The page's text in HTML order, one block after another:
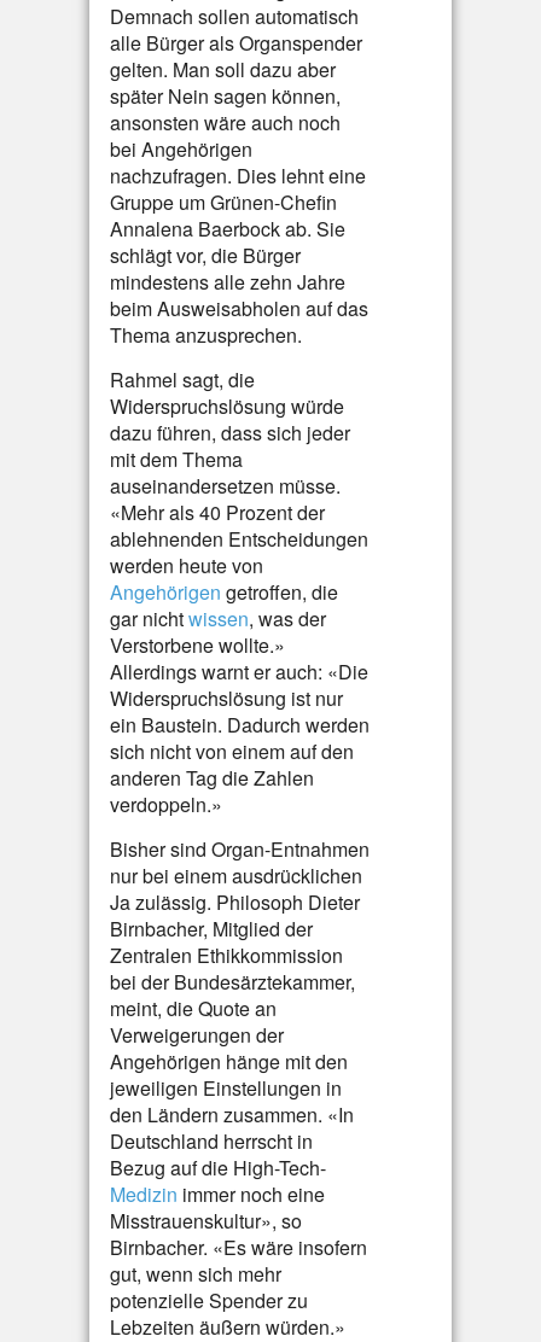
Demnach sollen automatisch
alle Bürger als Organspender
gelten. Man soll dazu aber
später Nein sagen können,
ansonsten wäre auch noch
bei Angehörigen
nachzufragen. Dies lehnt eine
Gruppe um Grünen-Chefin
Annalena Baerbock ab. Sie
schlägt vor, die Bürger
mindestens alle zehn Jahre
beim Ausweisabholen auf das
Thema anzusprechen.
Rahmel sagt, die
Widerspruchslösung würde
dazu führen, dass sich jeder
mit dem Thema
auseinandersetzen müsse.
«Mehr als 40 Prozent der
ablehnenden Entscheidungen
werden heute von
Angehörigen getroffen, die
gar nichtwissen, was der
Verstorbene wollte.»
Allerdings warnt er auch: «Die
Widerspruchslösung ist nur
ein Baustein. Dadurch werden
sich nicht von einem auf den
anderen Tag die Zahlen
verdoppeln.»
Bisher sind Organ-Entnahmen
nur bei einem ausdrücklichen
Ja zulässig. Philosoph Dieter
Birnbacher, Mitglied der
Zentralen Ethikkommission
bei der Bundesärztekammer,
meint, die Quote an
Verweigerungen der
Angehörigen hänge mit den
jeweiligen Einstellungen in
den Ländern zusammen. «In
Deutschland herrscht in
Bezug auf die High-Tech-
Medizin immer noch eine
Misstrauenskultur», so
Birnbacher. «Es wäre insofern
gut, wenn sich mehr
potenzielle Spender zu
Lebzeiten äußern würden.»